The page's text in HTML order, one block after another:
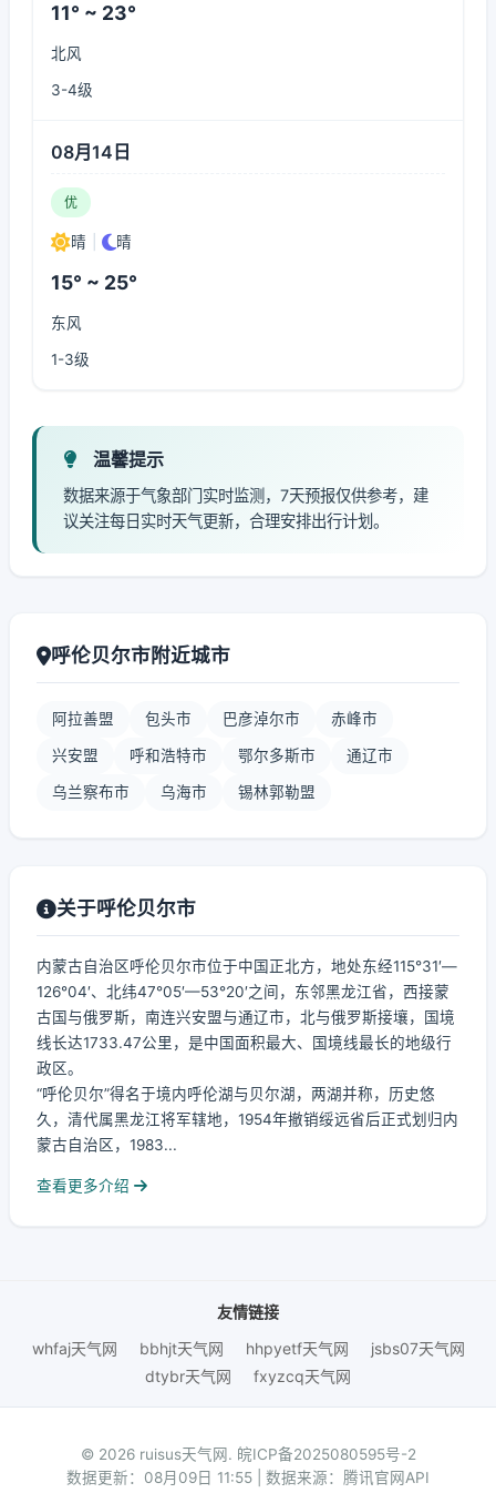
11° ~ 23°
北风
3-4级
08月14日
优
晴 晴
15° ~ 25°
东风
1-3级
温馨提示
数据来源于气象部门实时监测，7天预报仅供参考，建
议关注每日实时天气更新，合理安排出行计划。
呼伦贝尔市附近城市
阿拉善盟 包头市 巴彦淖尔市 赤峰市
兴安盟 呼和浩特市 鄂尔多斯市 通辽市
乌兰察布市 乌海市 锡林郭勒盟
关于呼伦贝尔市
内蒙古自治区呼伦贝尔市位于中国正北方，地处东经115°31′—
126°04′、北纬47°05′—53°20′之间，东邻黑龙江省，西接蒙
古国与俄罗斯，南连兴安盟与通辽市，北与俄罗斯接壤，国境
线长达1733.47公里，是中国面积最大、国境线最长的地级行
政区。
“呼伦贝尔”得名于境内呼伦湖与贝尔湖，两湖并称，历史悠
久，清代属黑龙江将军辖地，1954年撤销绥远省后正式划归内
蒙古自治区，1983...
查看更多介绍
友情链接
whfaj天气网
bbhjt天气网 hhpyetf天气网
jsbs07天气网
dtybr天气网
fxyzcq天气网
© 2026 ruisus天气网. 皖ICP备2025080595号-2
数据更新：08月09日 11:55 | 数据来源：腾讯官网API